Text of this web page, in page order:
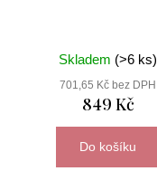
Skladem (>6 ks)
701,65 Kč bez DPH
849 Kč
Do košíku